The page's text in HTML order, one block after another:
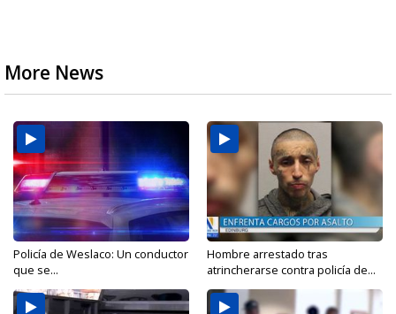
More News
Policía de Weslaco: Un conductor
que se...
Hombre arrestado tras
atrincherarse contra policía de...